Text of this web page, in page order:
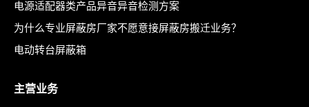
电源适配器类产品异音异音检测方案
为什么专业屏蔽房厂家不愿意接屏蔽房搬迁业务？
电动转台屏蔽箱
主营业务